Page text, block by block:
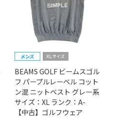
BEAMS GOLF ビームスゴル
フ パープルレーベル コット
ン混 ニットベスト グレー系
サイズ：XL ランク：A-
【中古】ゴルフウェア